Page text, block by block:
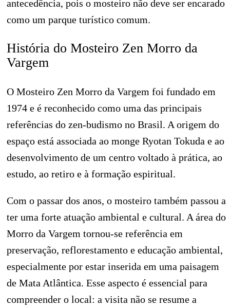
antecedência, pois o mosteiro não deve ser encarado
como um parque turístico comum.
História do Mosteiro Zen Morro da
Vargem
O Mosteiro Zen Morro da Vargem foi fundado em
1974 e é reconhecido como uma das principais
referências do zen-budismo no Brasil. A origem do
espaço está associada ao monge Ryotan Tokuda e ao
desenvolvimento de um centro voltado à prática, ao
estudo, ao retiro e à formação espiritual.
Com o passar dos anos, o mosteiro também passou a
ter uma forte atuação ambiental e cultural. A área do
Morro da Vargem tornou-se referência em
preservação, reflorestamento e educação ambiental,
especialmente por estar inserida em uma paisagem
de Mata Atlântica. Esse aspecto é essencial para
compreender o local: a visita não se resume a